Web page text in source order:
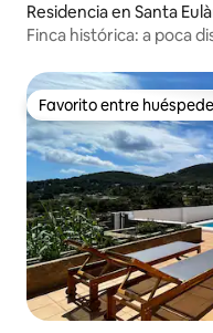
Residencia en Santa
Finca histórica: a poca
Favorito entre
Favorito entre